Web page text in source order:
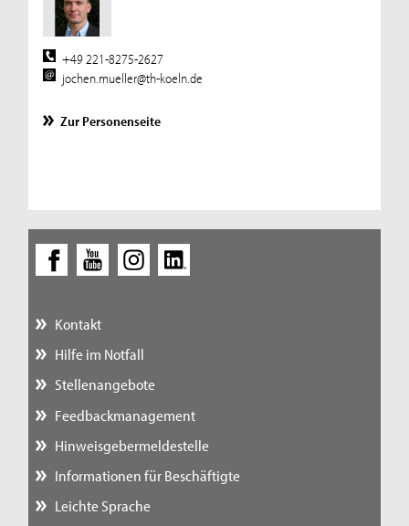
+49 221-8275-2627
jochen.mueller@th-koeln.de
Zur Personenseite
Kontakt
Hilfe im Notfall
Stellenangebote
Feedbackmanagement
Hinweisgebermeldestelle
Informationen für Beschäftigte
Leichte Sprache